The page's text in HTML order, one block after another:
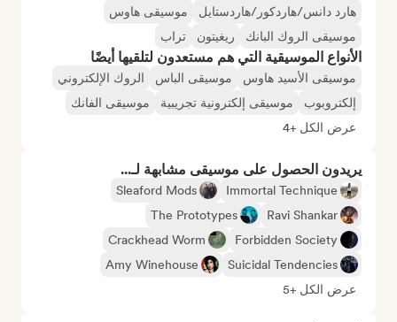
هارد دانس/هاردكور/هاردستايل
موسيقى هاوس
موسيقى الروك البانك
ريغيتون تراب
الأنواع الموسيقية التي هم مستعدون لتلقيها أيضًا
موسيقى الأسيد هاوس موسيقى الباس
الروك الإلكتروني
إلكتروبوب
موسيقى إلكترونية تجريبية
موسيقى الفانك
عرض الكل +4
يريدون الحصول على موسيقى مشابهة لـ...
Immortal Technique
Sleaford Mods
Ravi Shankar
The Prototypes
Forbidden Society
Crackhead Worm
Suicidal Tendencies
Amy Winehouse
عرض الكل +5